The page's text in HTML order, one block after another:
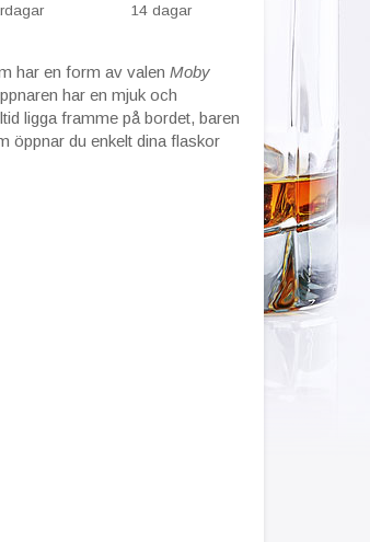
14 dagar
har en form av valen Moby
har en mjuk och
ligga framme på bordet, baren
öppnar du enkelt dina flaskor